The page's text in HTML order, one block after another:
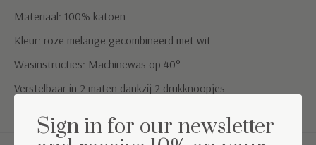
Materiaal: 100% katoen
Kleur: roze melange gecombineerd met wit
Wasinstructies: Machinewas op 40°
Verstelbaar in 2 maten dankzij 2 drukknoopjes
Sign in for our newsletter